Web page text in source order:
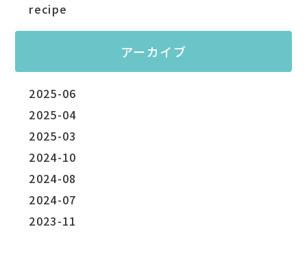
recipe
アーカイブ
2025-06
2025-04
2025-03
2024-10
2024-08
2024-07
2023-11